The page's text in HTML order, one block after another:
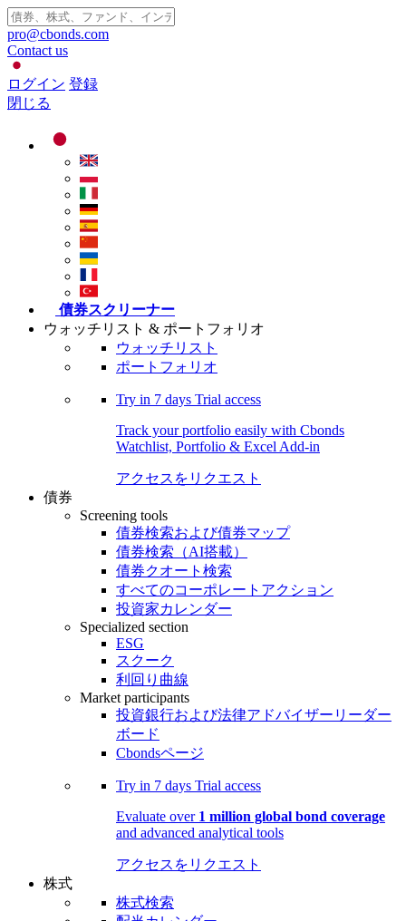
pro@cbonds.com
Contact us
ログイン 登録
閉じる
債券スクリーナー
ウォッチリスト & ポートフォリオ
ウォッチリスト
ポートフォリオ
Try in 7 days Trial access
Track your portfolio easily with Cbonds
Watchlist, Portfolio & Excel Add-in
アクセスをリクエスト
債券
Screening tools
債券検索および債券マップ
債券検索（AI搭載）
債券クオート検索
すべてのコーポレートアクション
投資家カレンダー
Specialized section
ESG
スクーク
利回り曲線
Market participants
投資銀行および法律アドバイザーリーダー
ボード
Cbondsページ
Try in 7 days Trial access
Evaluate over 1 million global bond coverage
and advanced analytical tools
アクセスをリクエスト
株式
株式検索